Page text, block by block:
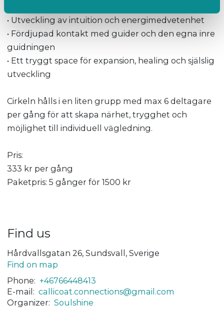
• Utveckling av intuition och energimedvetenhet
• Fördjupad kontakt med guider och den egna inre
guidningen
• Ett tryggt space för expansion, healing och själslig
utveckling
Cirkeln hålls i en liten grupp med max 6 deltagare
per gång för att skapa närhet, trygghet och
möjlighet till individuell vägledning.
Pris:
333 kr per gång
Paketpris: 5 gånger för 1500 kr
Find us
Hårdvallsgatan 26, Sundsvall, Sverige
Find on map
Phone: +46766448413
E-mail: callicoat.connections@gmail.com
Organizer: Soulshine